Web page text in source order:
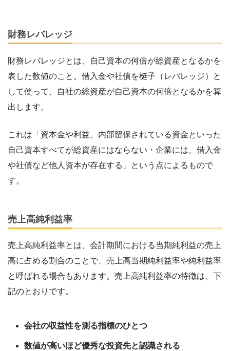
財務レバレッジ
財務レバレッジとは、自己資本の何倍が総資産となるかを
表した数値のこと。借入金や社債を梃子（レバレッジ）と
して使って、自社の総資産が自己資本の何倍となるかを算
出します。
これは「資本金や利益、内部留保されている資金といった
自己資本すべてが総資産にはならない・企業には、借入金
や社債など他人資本が存在する」という点によるもので
す。
売上高純利益率
売上高純利益率とは、会計期間における当期純利益の売上
高に占める割合のことで、売上高当期純利益率や純利益率
と呼ばれる場合もあります。売上高純利益率の特徴は、下
記のとおりです。
会社の収益性を測る指標のひとつ
数値が高いほど優秀な投資先と認識される